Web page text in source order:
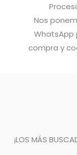
Nos
WhatsApp
compra y
¡LOS MÁS